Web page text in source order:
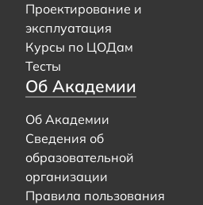
Проектирование и
эксплуатация
Курсы по ЦОДам
Тесты
Об Академии
Об Академии
Сведения об
образовательной
организации
Правила пользования